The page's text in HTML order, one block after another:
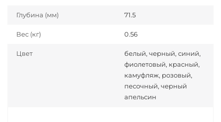
Глубина (мм) 71.5
Вес (кг) 0.56
Цвет
белый, черный, синий,
фиолетовый, красный,
камуфляж, розовый,
песочный, черный
апельсин